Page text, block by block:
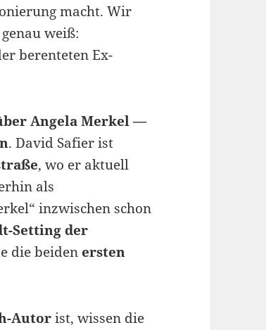
macht. Wir
weiß:
berenteten Ex-
Angela Merkel —
. David Safier ist
, wo er aktuell
als
inzwischen schon
Setting der
die beiden ersten
Autorist, wissen die